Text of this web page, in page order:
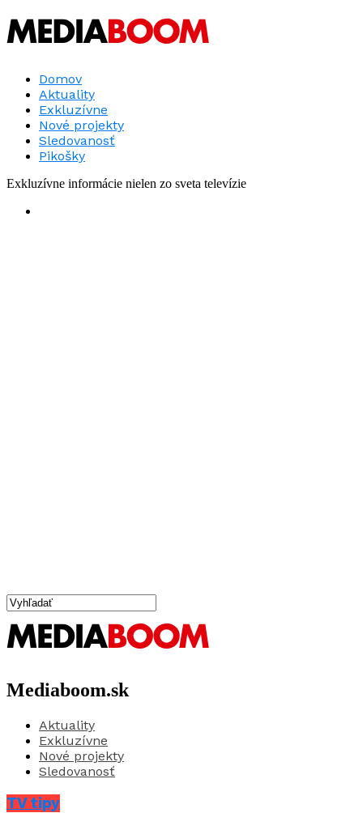
Domov
Aktuality
Exkluzívne
Nové projekty
Sledovanosť
Pikošky
Exkluzívne informácie nielen zo sveta televízie
Mediaboom.sk
Aktuality
Exkluzívne
Nové projekty
Sledovanosť
TV tipy